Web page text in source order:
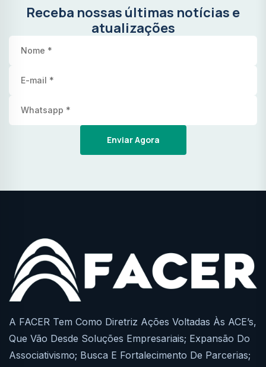
Receba nossas últimas notícias e
atualizações
Enviar Agora
A FACER Tem Como Diretriz Ações Voltadas Às ACE’s,
Que Vão Desde Soluções Empresariais; Expansão Do
Associativismo; Busca E Fortalecimento De Parcerias;